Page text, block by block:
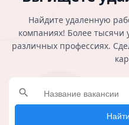
Найдите удаленную
компаниях! Более тысячи
различных профессиях.
search